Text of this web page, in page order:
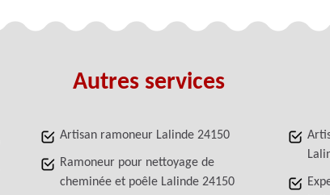
Autres services
Artisan ramoneur Lalinde 24150
Ramoneur pour nettoyage de
cheminée et poêle Lalinde 24150